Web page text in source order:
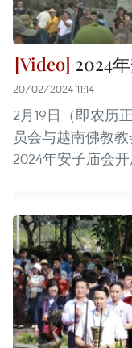
2024
20/02/2024 11:14
2月19日（即农历
员会与越南佛教
2024年安子庙会